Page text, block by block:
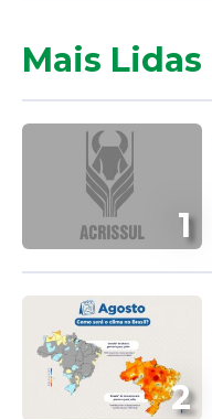
Mais Lidas
1
2